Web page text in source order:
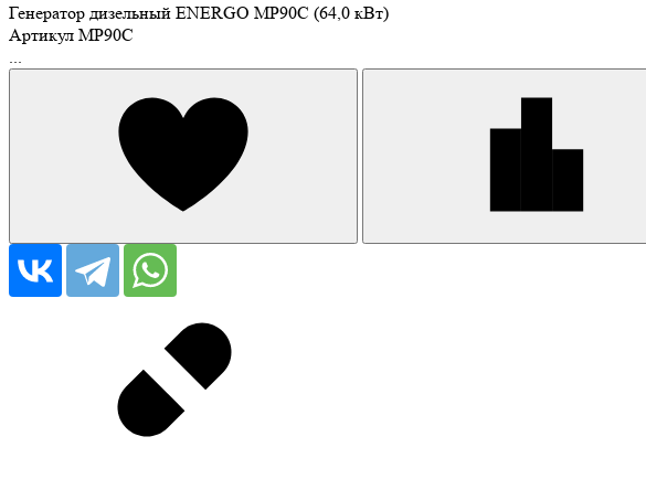
Генератор дизельный ENERGO MP90C (64,0 кВт)
Артикул MP90C
...